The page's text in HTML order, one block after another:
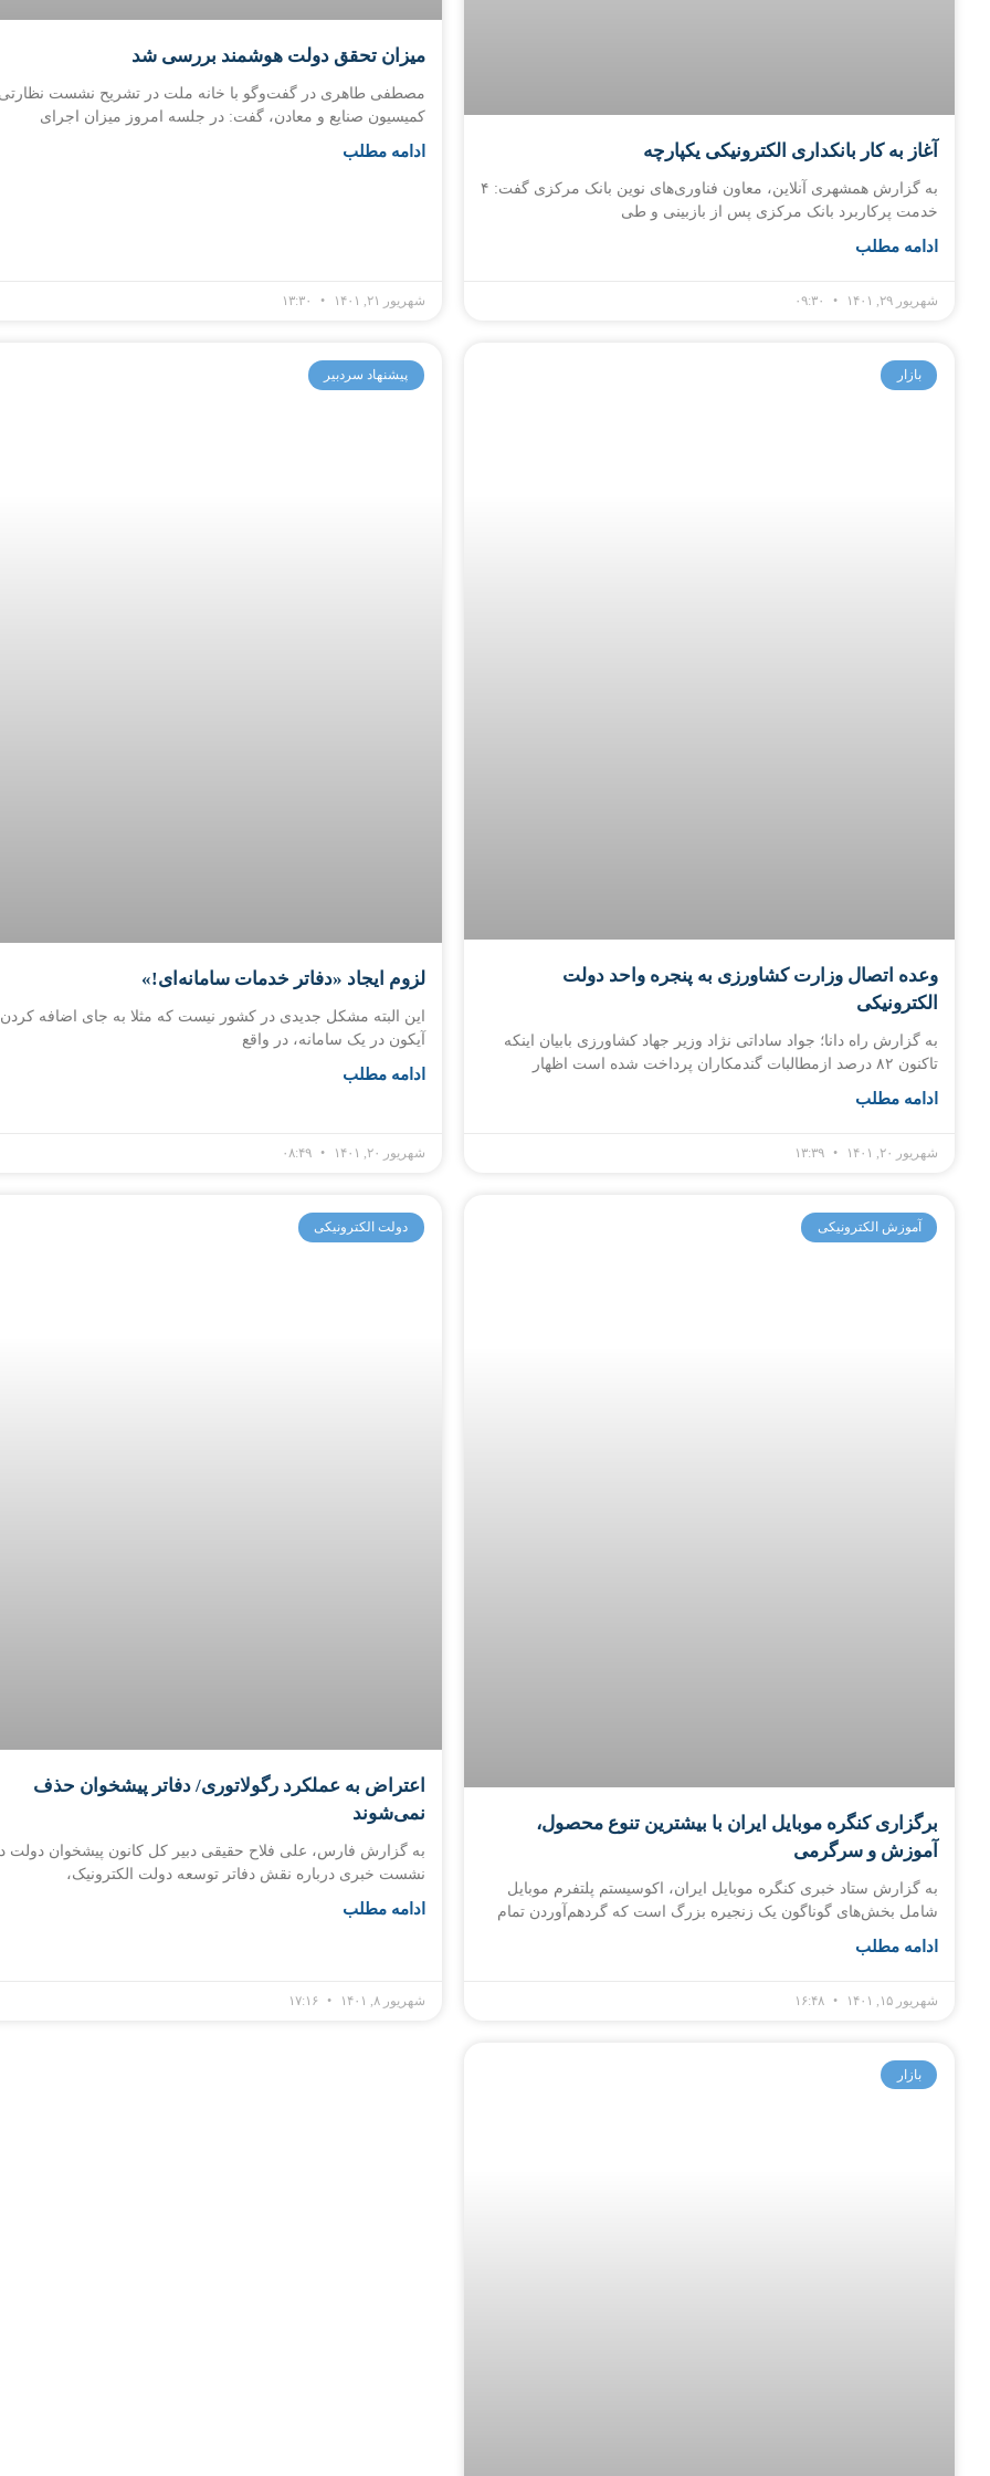
آغاز به کار بانکداری الکترونیکی یکپارچه
به گزارش همشهری آنلاین، معاون فناوری‌های نوین بانک مرکزی گفت: ۴
خدمت پرکاربرد بانک مرکزی پس از بازبینی و طی
ادامه مطلب
شهریور ۲۹, ۱۴۰۱
میزان تحقق دولت هوشمند بررسی شد
مصطفی طاهری در گفت‌وگو با خانه ملت در تشریح نشست
کمیسیون صنایع و معادن، گفت: در جلسه امروز میزان اجرای
ادامه مطلب
شهریور ۲۱, ۱۴۰۱
بازار
وعده اتصال وزارت کشاورزی به پنجره واحد دولت
الکترونیکی
به گزارش راه دانا؛ جواد ساداتی نژاد وزیر جهاد کشاورزی بابیان اینکه
تاکنون ۸۲ درصد ازمطالبات گندمکاران پرداخت شده است اظهار
ادامه مطلب
شهریور ۲۰, ۱۴۰۱
پیشنهاد سردبیر
لزوم ایجاد «دفاتر خدمات سامانه‌ای!»
این البته مشکل جدیدی در کشور نیست که مثلا به جای اضافه
آیکون در یک سامانه، در واقع
ادامه مطلب
شهریور ۲۰, ۱۴۰۱ ۰۸:۴۹
آموزش الکترونیکی
برگزاری کنگره موبایل ایران با بیشترین تنوع محصول،
آموزش و سرگرمی
به گزارش ستاد خبری کنگره موبایل ایران، اکوسیستم پلتفرم موبایل
شامل بخش‌های گوناگون یک زنجیره بزرگ است که گردهم‌آوردن تمام
ادامه مطلب
شهریور ۱۵, ۱۴۰۱
دولت الکترونیکی
اعتراض به عملکرد رگولاتوری/ دفاتر پیشخوان حذف
نمی‌شوند
به گزارش فارس، علی فلاح حقیقی دبیر کل کانون پیشخوان دولت
نشست خبری درباره نقش دفاتر توسعه دولت الکترونیک،
ادامه مطلب
شهریور ۸, ۱۴۰۱
بازار